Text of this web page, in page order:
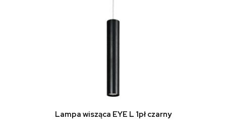
Lampa wisząca EYE L 1pł czarny